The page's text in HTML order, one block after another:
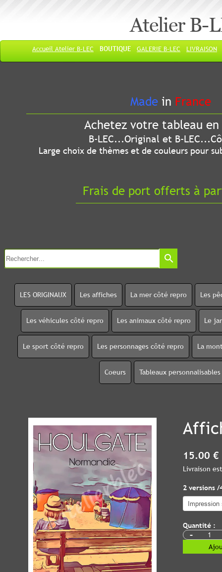
Atelier B-
Accueil Atelier B-LEC BOUTIQUE GALERIE B-LEC LIVRAISON
Made in France
Achetez votre tableau
B-LEC...Original et B-
Large choix de thèmes et de couleurs pour
Frais de port offerts à
search
LES ORIGINAUX Les affiches La mer côté repro Les
Les véhicules côté repro Les animaux côté repro Le
Le sport côté repro Les personnages côté repro La
Coeurs Tableaux personnalisables
15.00 €
Livraison
2 versions
Quantité :
-